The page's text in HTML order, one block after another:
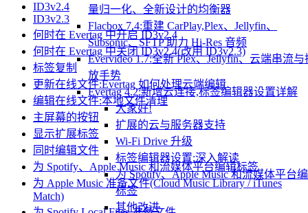
量归一化、全新设计的均衡器
Flacbox 7.4:重建 CarPlay,Plex、Jellyfin、
Subsonic、SFTP 助力 Hi-Res 音频
Evervideo 1.7:全新 Plex、Jellyfin、云端串流与
放手势
Evertag 4.2:新增云连接,标签编辑器设置详解
大家好!
扩展的云与服务器支持
Wi-Fi Drive 升级
标签编辑器设置:深入解读
为 Spotify、Apple Music 和流媒体平台
标签
其他改进
ID3v2.4
ID3v2.3
何时在 Evertag 中开启 ID3v2.4
何时在 Evertag 中关闭 ID3v2.4(改用 ID3v2.3)
标签复制
更新在线文件:Evertag 如何处理云端编辑
编辑在线文件:本地文件清理
主屏幕的按钮
显示扩展标签
同时编辑文件
为 Spotify、Apple Music 和流媒体平台编辑标签
为 Apple Music 准备文件(Cloud Music Library / iTunes
Match)